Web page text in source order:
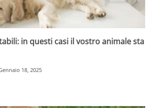
in questi casi il vostro animale sta
18, 2025